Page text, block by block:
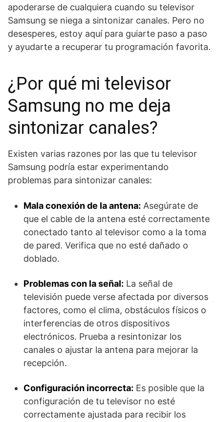
apoderarse de cualquiera cuando su televisor
Samsung se niega a sintonizar canales. Pero no
desesperes, estoy aquí para guiarte paso a paso
y ayudarte a recuperar tu programación favorita.
¿Por qué mi televisor
Samsung no me deja
sintonizar canales?
Existen varias razones por las que tu televisor
Samsung podría estar experimentando
problemas para sintonizar canales:
Mala conexión de la antena: Asegúrate de
que el cable de la antena esté correctamente
conectado tanto al televisor como a la toma
de pared. Verifica que no esté dañado o
doblado.
Problemas con la señal: La señal de
televisión puede verse afectada por diversos
factores, como el clima, obstáculos físicos o
interferencias de otros dispositivos
electrónicos. Prueba a resintonizar los
canales o ajustar la antena para mejorar la
recepción.
Configuración incorrecta: Es posible que la
configuración de tu televisor no esté
correctamente ajustada para recibir los